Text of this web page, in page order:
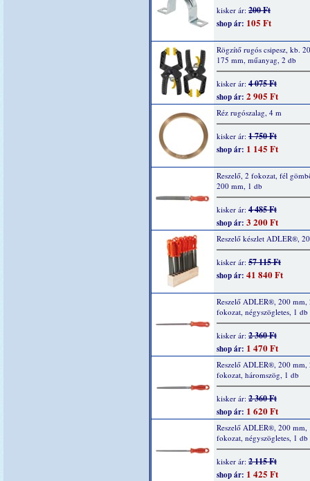
kisker ár: 200 Ft
shop ár: 105 Ft
Rögzítő rugós csipesz, kb.
175 mm, műanyag, 2 db
kisker ár: 4 075 Ft
shop ár: 2 905 Ft
Réz rugószalag, 4 m
kisker ár: 1 750 Ft
shop ár: 1 145 Ft
Reszelő, 2 fokozat, fél
200 mm, 1 db
kisker ár: 4 485 Ft
shop ár: 3 200 Ft
Reszelő készlet ADLER®,
kisker ár: 57 115 Ft
shop ár: 41 840 Ft
Reszelő ADLER®, 200 mm,
fokozat, négyszögletes, 1 db
kisker ár: 2 360 Ft
shop ár: 1 470 Ft
Reszelő ADLER®, 200 mm,
fokozat, háromszög, 1 db
kisker ár: 2 360 Ft
shop ár: 1 620 Ft
Reszelő ADLER®, 200 mm,
fokozat, négyszögletes, 1 db
kisker ár: 2 115 Ft
shop ár: 1 425 Ft